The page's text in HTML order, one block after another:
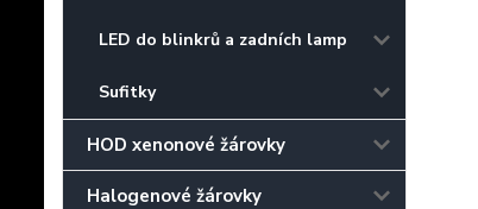
LED do blinkrů a zadních lamp
Sufitky
HOD xenonové žárovky
Halogenové žárovky